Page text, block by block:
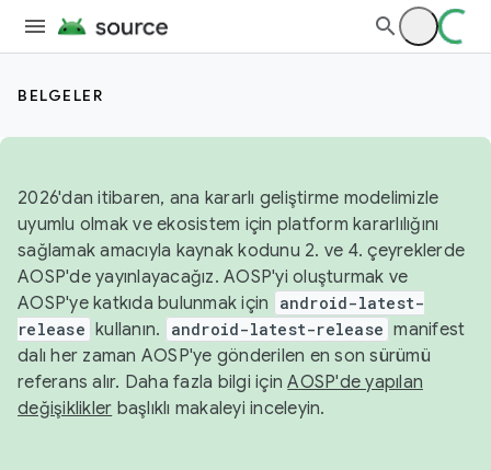
BELGELER
2026'dan itibaren, ana kararlı geliştirme modelimizle
uyumlu olmak ve ekosistem için platform kararlılığını
sağlamak amacıyla kaynak kodunu 2. ve 4. çeyreklerde
AOSP'de yayınlayacağız. AOSP'yi oluşturmak ve
AOSP'ye katkıda bulunmak için
android-latest-
release kullanın. android-latest-release manifest
dalı her zaman AOSP'ye gönderilen en son sürümü
referans alır. Daha fazla bilgi içinAOSP'de yapılan
değişiklikler başlıklı makaleyi inceleyin.